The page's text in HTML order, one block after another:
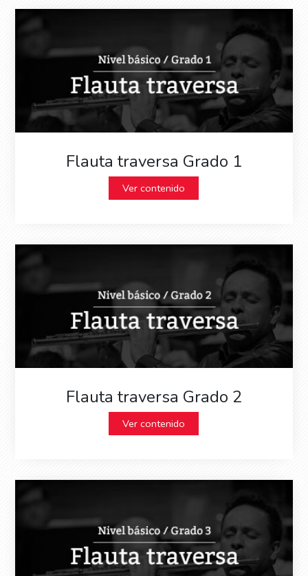
Flauta traversa Grado 1
Ver contenido
Flauta traversa Grado 2
Ver contenido